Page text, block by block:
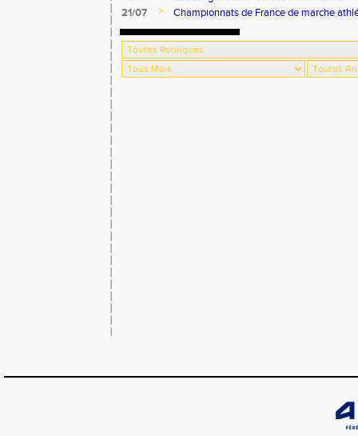
21/07
> Championnats de France de marche